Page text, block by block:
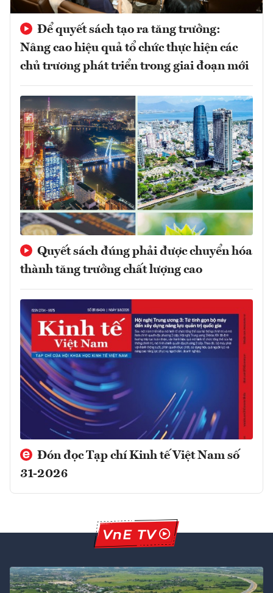
Để quyết sách tạo ra tăng trưởng:
Nâng cao hiệu quả tổ chức thực hiện các
chủ trương phát triển trong giai đoạn mới
Quyết sách đúng phải được chuyển hóa
thành tăng trưởng chất lượng cao
Đón đọc Tạp chí Kinh tế Việt Nam số
31-2026